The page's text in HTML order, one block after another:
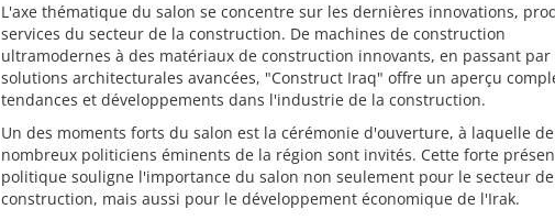
L'axe thématique du salon se concentre sur les dernières innovations,
services du secteur de la construction. De machines de construction
ultramodernes à des matériaux de construction innovants, en passant par
solutions architecturales avancées, "Construct Iraq" offre un aperçu
tendances et développements dans l'industrie de la construction.
Un des moments forts du salon est la cérémonie d'ouverture, à laquelle de
nombreux politiciens éminents de la région sont invités. Cette forte
politique souligne l'importance du salon non seulement pour le secteur
construction, mais aussi pour le développement économique de l'Irak.